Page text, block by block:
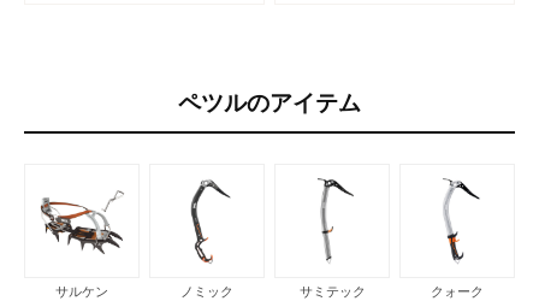
ペツルのアイテム
サルケン ノミック サミテック クォーク